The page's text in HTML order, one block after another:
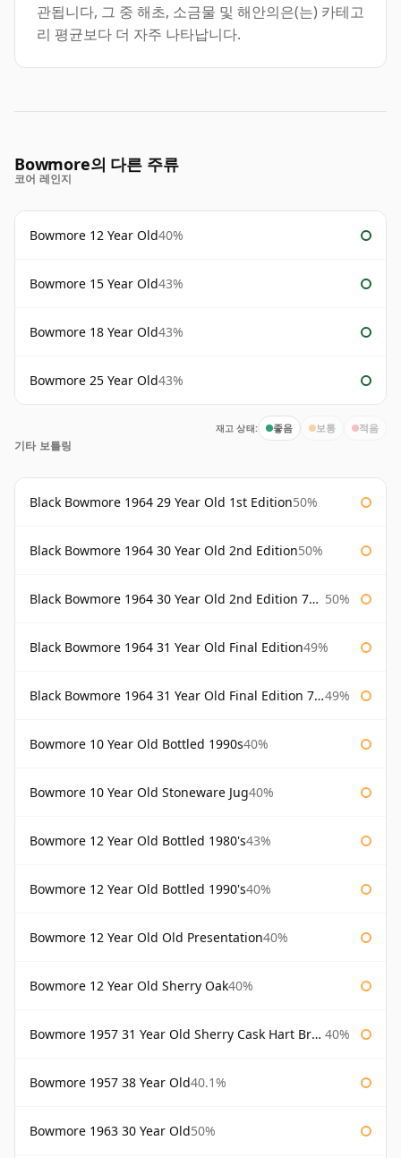
관됩니다, 그 중 해초, 소금물 및 해안의은(는) 카테고
리 평균보다 더 자주 나타납니다.
Bowmore의 다른 주류
코어 레인지
Bowmore 12 Year Old40%
Bowmore 15 Year Old43%
Bowmore 18 Year Old43%
Bowmore 25 Year Old43%
재고 상태: 좋음 보통 적음
기타 보틀링
Black Bowmore 1964 29 Year Old 1st Edition50%
Black Bowmore 1964 30 Year Old 2nd Edition50%
Black Bowmore 1964 30 Year Old 2nd Edition 75cl 50%
Black Bowmore 1964 31 Year Old Final Edition49%
Black Bowmore 1964 31 Year Old Final Edition 75cl 49%
Bowmore 10 Year Old Bottled 1990s40%
Bowmore 10 Year Old Stoneware Jug40%
Bowmore 12 Year Old Bottled 1980's43%
Bowmore 12 Year Old Bottled 1990's40%
Bowmore 12 Year Old Old Presentation40%
Bowmore 12 Year Old Sherry Oak40%
Bowmore 1957 31 Year Old Sherry Cask Hart Brothers 40%
Bowmore 1957 38 Year Old40.1%
Bowmore 1963 30 Year Old50%